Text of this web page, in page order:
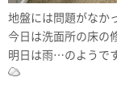
地盤には問題がなか
今日は洗面所の床の
明日は雨…のようで